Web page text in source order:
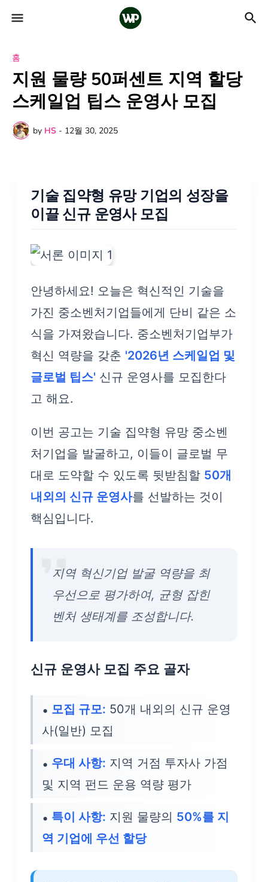
홈
지원 물량 50퍼센트 지역 할당
스케일업 팁스 운영사 모집
by HS - 12월 30, 2025
기술 집약형 유망 기업의 성장을
이끌 신규 운영사 모집
안녕하세요! 오늘은 혁신적인 기술을
가진 중소벤처기업들에게 단비 같은 소
식을 가져왔습니다. 중소벤처기업부가
혁신 역량을 갖춘 '2026년 스케일업 및
글로벌 팁스' 신규 운영사를 모집한다
고 해요.
이번 공고는 기술 집약형 유망 중소벤
처기업을 발굴하고, 이들이 글로벌 무
대로 도약할 수 있도록 뒷받침할 50개
내외의 신규 운영사를 선발하는 것이
핵심입니다.
지역 혁신기업 발굴 역량을 최
우선으로 평가하여, 균형 잡힌
벤처 생태계를 조성합니다.
신규 운영사 모집 주요 골자
모집 규모: 50개 내외의 신규 운영
사(일반) 모집
우대 사항: 지역 거점 투자사 가점
및 지역 펀드 운용 역량 평가
특이 사항: 지원 물량의 50%를 지
역 기업에 우선 할당